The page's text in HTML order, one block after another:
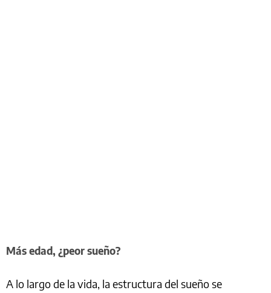
Más edad, ¿peor sueño?
A lo largo de la vida, la estructura del sueño se